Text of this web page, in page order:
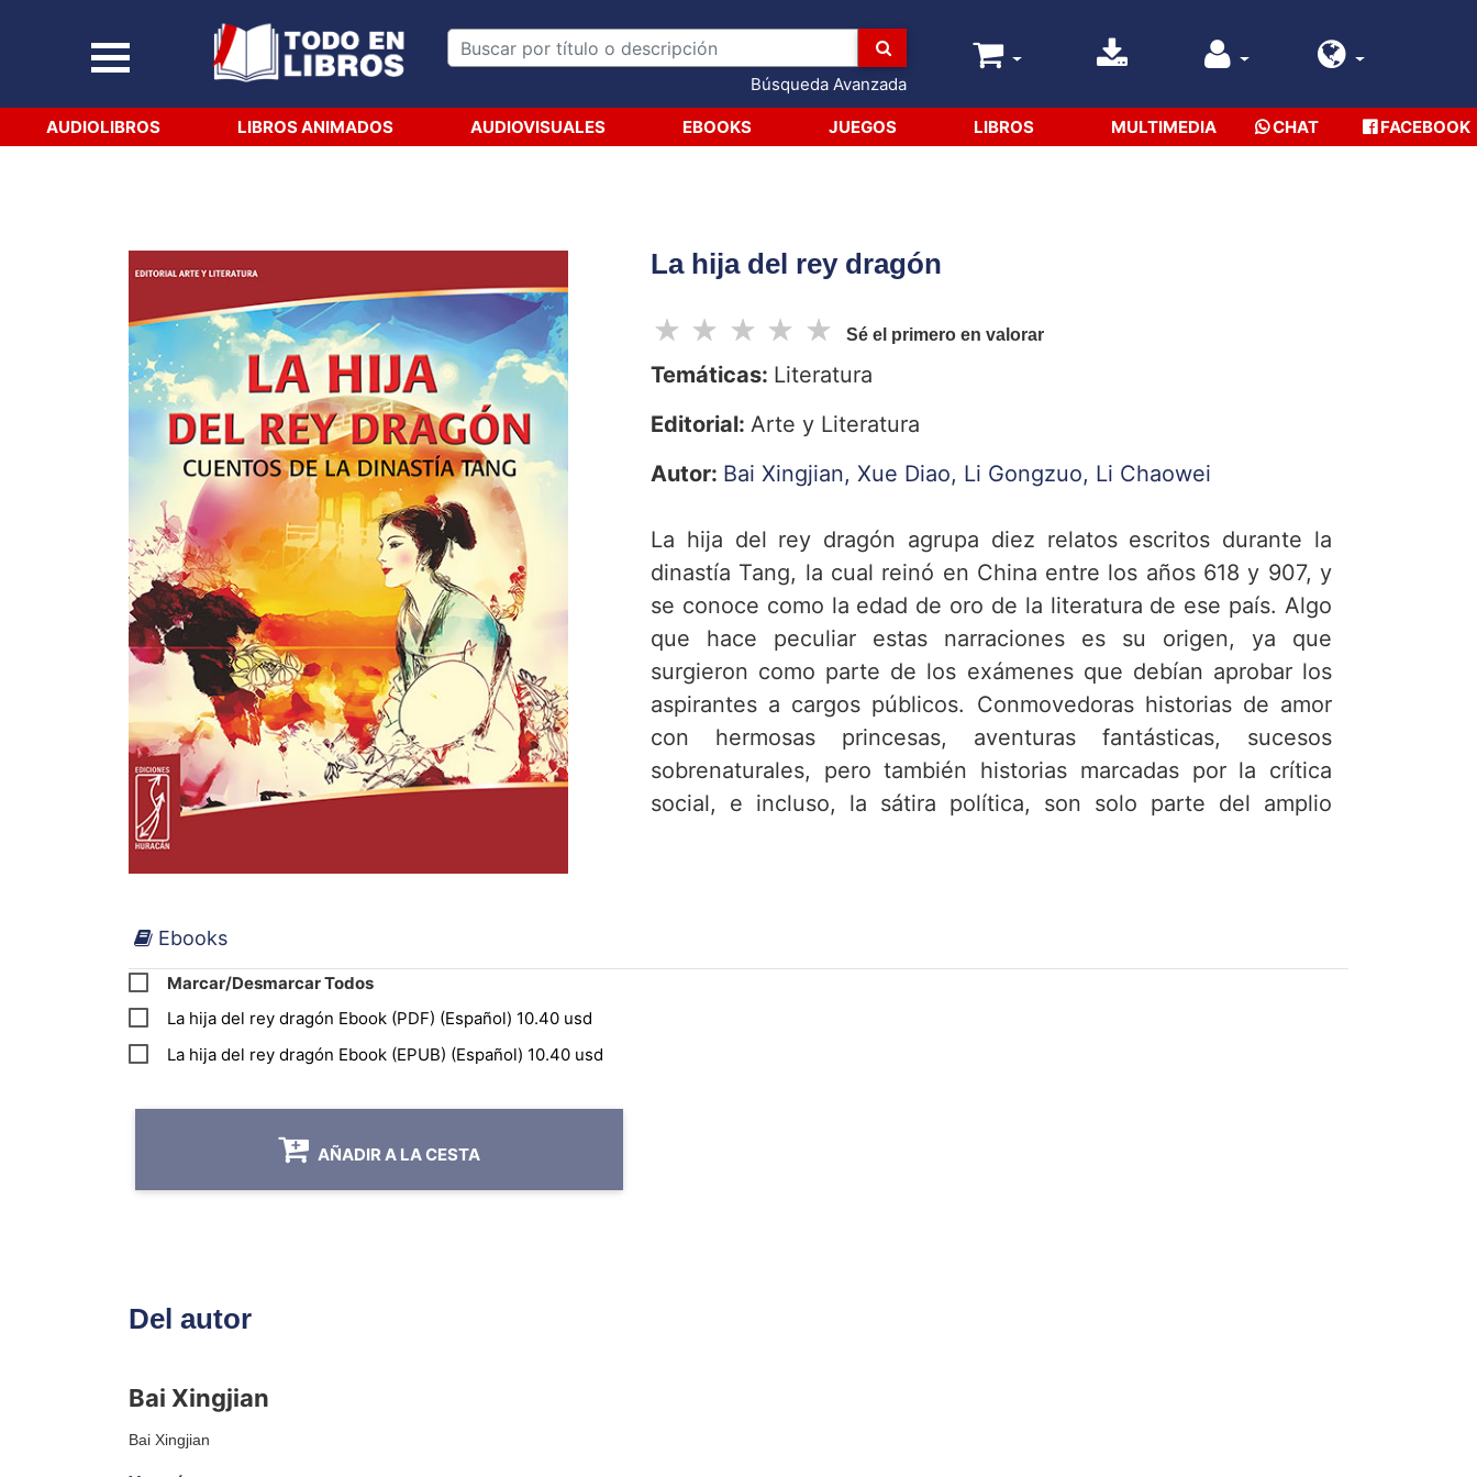
Búsqueda Avanzada
AUDIOLIBROS LIBROS ANIMADOS AUDIOVISUALES EBOOKS JUEGOS LIBROS MULTIMEDIA CHAT FACEBOOK
La hija del rey dragón
☆
☆
☆
☆
☆ Sé el primero en valorar
Temáticas: Literatura
Editorial: Arte y Literatura
Autor: Bai Xingjian, Xue Diao, Li Gongzuo, Li Chaowei
La hija del rey dragón agrupa diez relatos escritos durante la
dinastía Tang, la cual reinó en China entre los años 618 y 907, y
se conoce como la edad de oro de la literatura de ese país. Algo
que hace peculiar estas narraciones es su origen, ya que
surgieron como parte de los exámenes que debían aprobar los
aspirantes a cargos públicos. Conmovedoras historias de amor
con hermosas princesas, aventuras fantásticas, sucesos
sobrenaturales, pero también historias marcadas por la crítica
social, e incluso, la sátira política, son solo parte del amplio
complejidades de la vida misma.
Ebooks
Marcar/Desmarcar Todos
La hija del rey dragón Ebook (PDF) (Español) 10.40 usd
La hija del rey dragón Ebook (EPUB) (Español) 10.40 usd
AÑADIR A LA CESTA
Del autor
Bai Xingjian
Bai Xingjian